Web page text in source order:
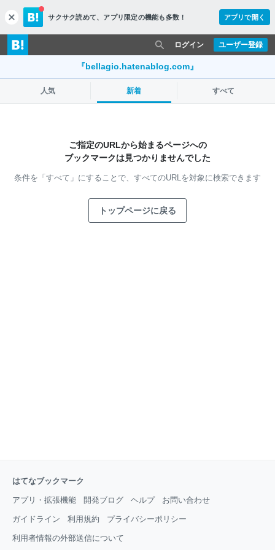
c
l
o
s
サクサク読めて、 アプリ限定の機能も多数！ アプリで開く
ユーザー登録
ログイン
『bellagio.hatenablog.com』
人気 新着 すべて
ご指定のURLから始まるページへの
ブックマークは見つかりませんでした
条件を「すべて」にすることで、 すべてのURLを対象に検索できます
トップページに戻る
はてなブックマーク
アプリ・拡張機能 開発ブログ ヘルプ お問い合わせ
ガイドライン 利用規約 プライバシーポリシー
利用者情報の外部送信について